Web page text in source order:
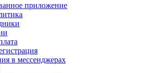
приложение
в мессенджерах